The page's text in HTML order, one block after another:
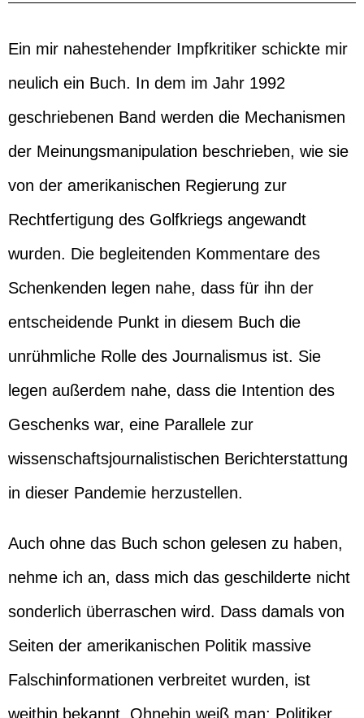
Ein mir nahestehender Impfkritiker schickte mir
neulich ein Buch. In dem im Jahr 1992
geschriebenen Band werden die Mechanismen
der Meinungsmanipulation beschrieben, wie sie
von der amerikanischen Regierung zur
Rechtfertigung des Golfkriegs angewandt
wurden. Die begleitenden Kommentare des
Schenkenden legen nahe, dass für ihn der
entscheidende Punkt in diesem Buch die
unrühmliche Rolle des Journalismus ist. Sie
legen außerdem nahe, dass die Intention des
Geschenks war, eine Parallele zur
wissenschaftsjournalistischen Berichterstattung
in dieser Pandemie herzustellen.
Auch ohne das Buch schon gelesen zu haben,
nehme ich an, dass mich das geschilderte nicht
sonderlich überraschen wird. Dass damals von
Seiten der amerikanischen Politik massive
Falschinformationen verbreitet wurden, ist
weithin bekannt. Ohnehin weiß man: Politiker